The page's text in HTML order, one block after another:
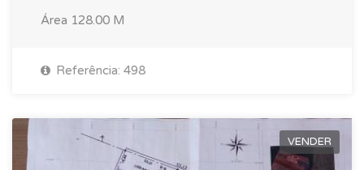
Área 128.00 M
Referência: 498
VENDER